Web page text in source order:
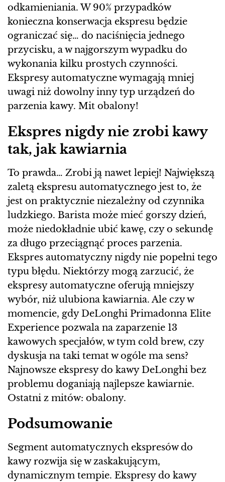
odkamieniania. W 90% przypadków
konieczna konserwacja ekspresu będzie
ograniczać się… do naciśnięcia jednego
przycisku, a w najgorszym wypadku do
wykonania kilku prostych czynności.
Ekspresy automatyczne wymagają mniej
uwagi niż dowolny inny typ urządzeń do
parzenia kawy. Mit obalony!
Ekspres nigdy nie zrobi kawy
tak, jak kawiarnia
To prawda… Zrobi ją nawet lepiej! Największą
zaletą ekspresu automatycznego jest to, że
jest on praktycznie niezależny od czynnika
ludzkiego. Barista może mieć gorszy dzień,
może niedokładnie ubić kawę, czy o sekundę
za długo przeciągnąć proces parzenia.
Ekspres automatyczny nigdy nie popełni tego
typu błędu. Niektórzy mogą zarzucić, że
ekspresy automatyczne oferują mniejszy
wybór, niż ulubiona kawiarnia. Ale czy w
momencie, gdy DeLonghi Primadonna Elite
Experience pozwala na zaparzenie 13
kawowych specjałów, w tym cold brew, czy
dyskusja na taki temat w ogóle ma sens?
Najnowsze ekspresy do kawy DeLonghi bez
problemu doganiają najlepsze kawiarnie.
Ostatni z mitów: obalony.
Podsumowanie
Segment automatycznych ekspresów do
kawy rozwija się w zaskakującym,
dynamicznym tempie. Ekspresy do kawy